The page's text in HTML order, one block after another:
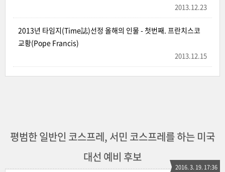
2013.12.23
2013년 타임지(Time誌)선정 올해의 인물 - 첫번째. 프란치스코
교황(Pope Francis)
2013.12.15
평범한 일반인 코스프레, 서민 코스프레를 하는 미국
대선 예비 후보
2016. 3. 19. 17:36